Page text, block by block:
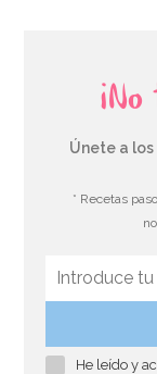
Únete a
* Recetas
He leído y